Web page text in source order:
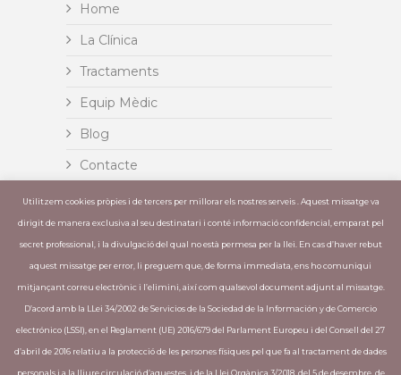
Home
La Clínica
Tractaments
Equip Mèdic
Blog
Contacte
Insignia
Invisalign
L´òxid nitrós elimina la por a anar al
dentista – Moltes clíniques ja incorporen
Utilitzem cookies pròpies i de tercers per millorar els nostres serveis . Aquest missatge va
dirigit de manera exclusiva al seu destinatari i conté informació confidencial, emparat pel
secret professional, i la divulgació del qual no està permesa per la llei. En cas d’haver rebut
aquest missatge per error, li preguem que, de forma immediata, ens ho comuniqui
mitjançant correu electrònic i l’elimini, així com qualsevol document adjunt al missatge.
D’acord amb la LLei 34/2002 de Servicios de la Sociedad de la Información y de Comercio
electrónico (LSSI), en el Reglament (UE) 2016/679 del Parlament Europeu i del Consell del 27
d’abril de 2016 relatiu a la protecció de les persones físiques pel que fa al tractament de dades
personals i a la lliure circulació d’aquestes, i de la Llei Orgànica 3/2018, del 5 de desembre, de